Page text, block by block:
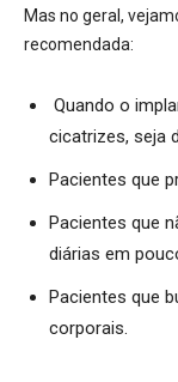
Mas no geral,
recomendada:
Quando o
cicatrizes, seja
Pacientes que
Pacientes que
diárias em
Pacientes que
corporais.